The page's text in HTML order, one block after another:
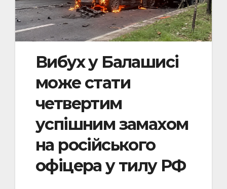
Вибух у Балашисі
може стати
четвертим
успішним замахом
на російського
офіцера у тилу РФ